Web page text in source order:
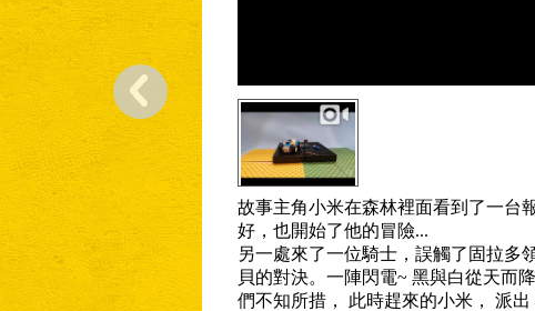
故事主角小米在森林裡面看到了一台
好，也開始了他的冒險...
另一處來了一位騎士，誤觸了固拉多
貝的對決。一陣閃電~ 黑與白從天而
們不知所措， 此時趕來的小米， 派